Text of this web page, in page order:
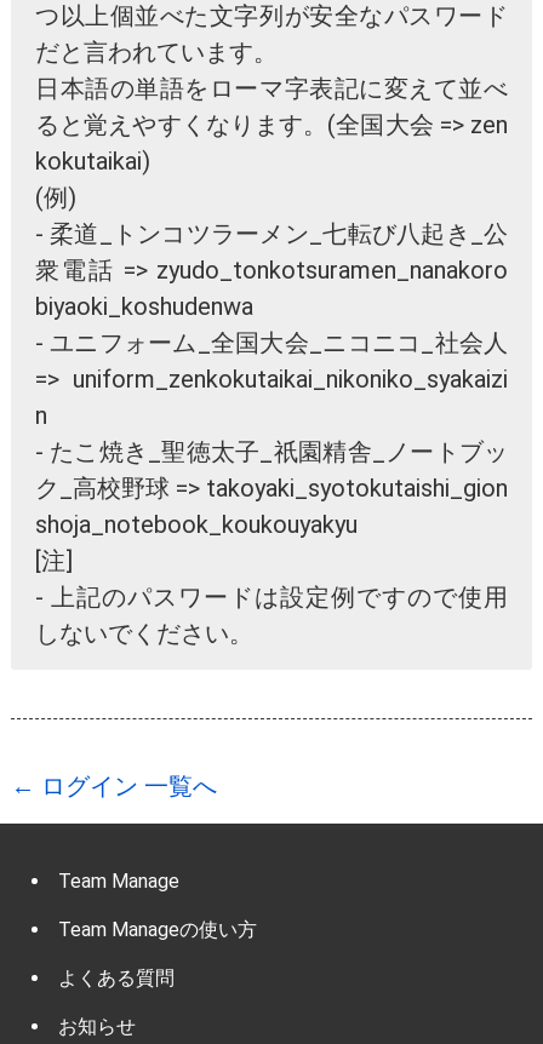
つ以上個並べた文字列が安全なパスワード
だと言われています。
日本語の単語をローマ字表記に変えて並べ
ると覚えやすくなります。(全国大会 => zen
kokutaikai)
(例)
- 柔道_トンコツラーメン_七転び八起き_公
衆電話 => zyudo_tonkotsuramen_nanakoro
biyaoki_koshudenwa
- ユニフォーム_全国大会_ニコニコ_社会人
=> uniform_zenkokutaikai_nikoniko_syakaizi
n
- たこ焼き_聖徳太子_祇園精舎_ノートブッ
ク_高校野球 => takoyaki_syotokutaishi_gion
shoja_notebook_koukouyakyu
[注]
- 上記のパスワードは設定例ですので使用
しないでください。
← ログイン 一覧へ
Team Manage
Team Manageの使い方
よくある質問
お知らせ